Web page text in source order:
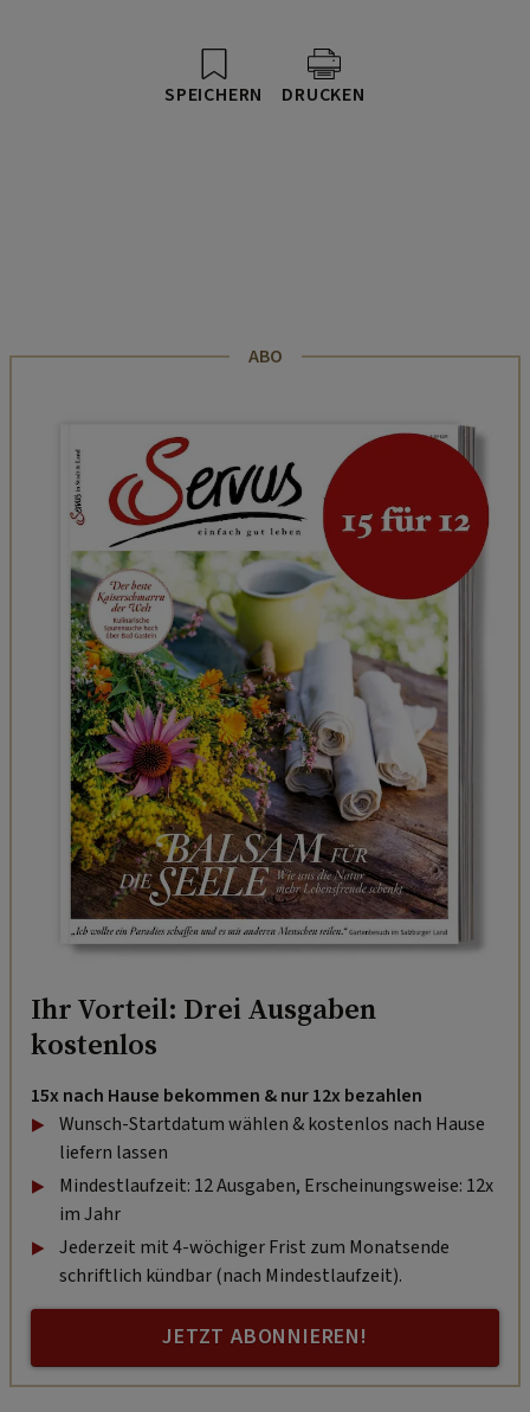
SPEICHERN DRUCKEN
ABO
Ihr Vorteil: Drei Ausgaben
kostenlos
15x nach Hause bekommen & nur 12x bezahlen
Wunsch-Startdatum wählen & kostenlos nach Hause
liefern lassen
Mindestlaufzeit: 12 Ausgaben, Erscheinungsweise: 12x
im Jahr
Jederzeit mit 4-wöchiger Frist zum Monatsende
schriftlich kündbar (nach Mindestlaufzeit).
JETZT ABONNIEREN!